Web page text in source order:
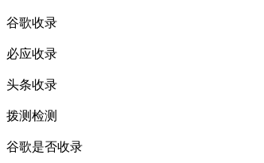
谷歌收录
必应收录
头条收录
拨测检测
谷歌是否收录